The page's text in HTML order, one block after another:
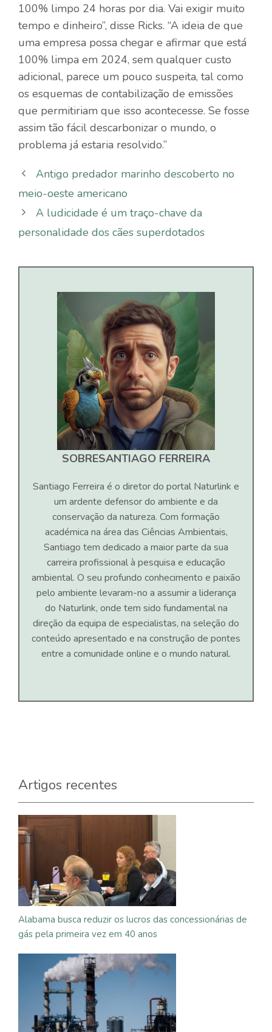
100% limpo 24 horas por dia. Vai exigir muito
tempo e dinheiro”, disse Ricks. “A ideia de que
uma empresa possa chegar e afirmar que está
100% limpa em 2024, sem qualquer custo
adicional, parece um pouco suspeita, tal como
os esquemas de contabilização de emissões
que permitiriam que isso acontecesse. Se fosse
assim tão fácil descarbonizar o mundo, o
problema já estaria resolvido.”
Antigo predador marinho descoberto no
meio-oeste americano
A ludicidade é um traço-chave da
personalidade dos cães superdotados
SOBRESANTIAGO FERREIRA
Santiago Ferreira é o diretor do portal Naturlink e
um ardente defensor do ambiente e da
conservação da natureza. Com formação
académica na área das Ciências Ambientais,
Santiago tem dedicado a maior parte da sua
carreira profissional à pesquisa e educação
ambiental. O seu profundo conhecimento e paixão
pelo ambiente levaram-no a assumir a liderança
do Naturlink, onde tem sido fundamental na
direção da equipa de especialistas, na seleção do
conteúdo apresentado e na construção de pontes
entre a comunidade online e o mundo natural.
Artigos recentes
Alabama busca reduzir os lucros das concessionárias de
gás pela primeira vez em 40 anos